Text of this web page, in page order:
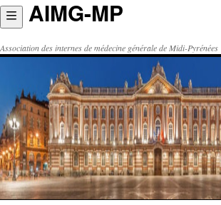
Aller
au
contenu
AIMG-MP
Association des internes de médecine générale de Midi-Pyrénées